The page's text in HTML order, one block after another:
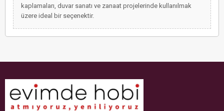
kaplamaları, duvar sanatı ve zanaat projelerinde kullanılmak
üzere ideal bir seçenektir.